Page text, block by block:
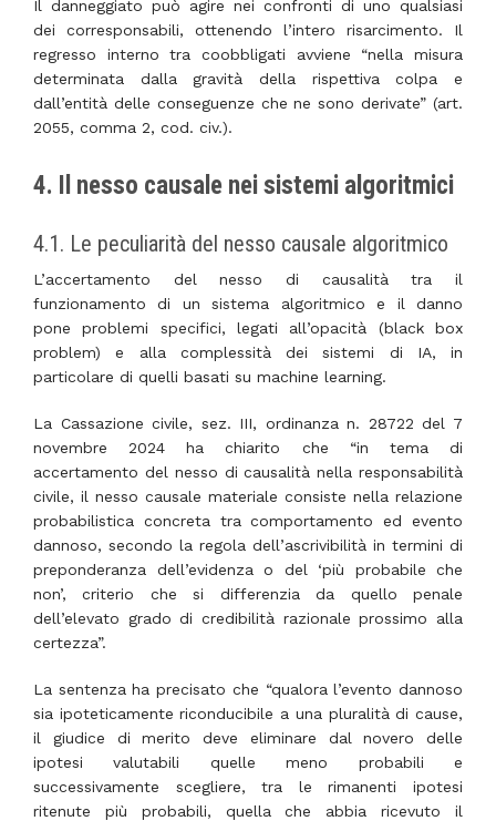
Il danneggiato può agire nei confronti di uno qualsiasi
dei corresponsabili, ottenendo l’intero risarcimento. Il
regresso interno tra coobbligati avviene “nella misura
determinata dalla gravità della rispettiva colpa e
dall’entità delle conseguenze che ne sono derivate” (art.
2055, comma 2, cod. civ.).
4. Il nesso causale nei sistemi algoritmici
4.1. Le peculiarità del nesso causale algoritmico
L’accertamento del nesso di causalità tra il
funzionamento di un sistema algoritmico e il danno
pone problemi specifici, legati all’opacità (black box
problem) e alla complessità dei sistemi di IA, in
particolare di quelli basati su machine learning.
La Cassazione civile, sez. III, ordinanza n. 28722 del 7
novembre 2024 ha chiarito che “in tema di
accertamento del nesso di causalità nella responsabilità
civile, il nesso causale materiale consiste nella relazione
probabilistica concreta tra comportamento ed evento
dannoso, secondo la regola dell’ascrivibilità in termini di
preponderanza dell’evidenza o del ‘più probabile che
non’, criterio che si differenzia da quello penale
dell’elevato grado di credibilità razionale prossimo alla
certezza”.
La sentenza ha precisato che “qualora l’evento dannoso
sia ipoteticamente riconducibile a una pluralità di cause,
il giudice di merito deve eliminare dal novero delle
ipotesi valutabili quelle meno probabili e
successivamente scegliere, tra le rimanenti ipotesi
ritenute più probabili, quella che abbia ricevuto il